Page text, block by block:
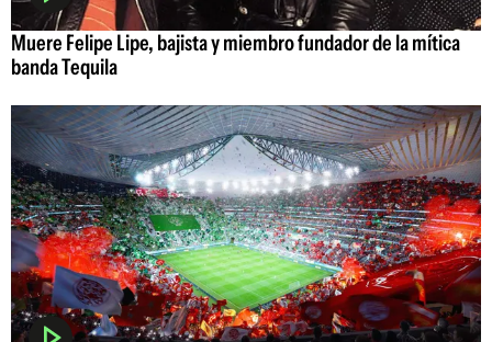
Muere Felipe Lipe, bajista y miembro fundador de la mítica
banda Tequila